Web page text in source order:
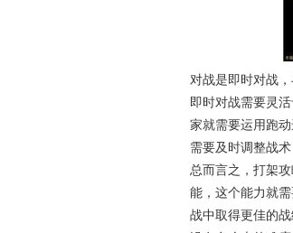
对战是即时对战
即时对战需要灵
家就需要运用跑
需要及时调整战
总而言之，打架
能，这个能力就
战中取得更佳的